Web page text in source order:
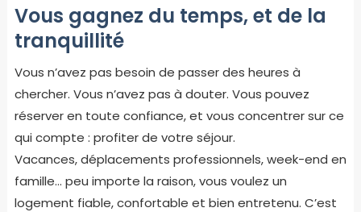
Vous gagnez du temps, et de la
tranquillité
Vous n’avez pas besoin de passer des heures à
chercher. Vous n’avez pas à douter. Vous pouvez
réserver en toute confiance, et vous concentrer sur ce
qui compte : profiter de votre séjour.
Vacances, déplacements professionnels, week-end en
famille… peu importe la raison, vous voulez un
logement fiable, confortable et bien entretenu. C’est